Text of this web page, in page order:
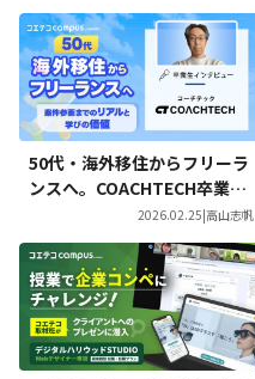
50代・海外移住からフリーラ
ンスへ。COACHTECH卒業生
が語る「案件参画までのリア
ル」と学びの価値
2026.02.25|高山志帆